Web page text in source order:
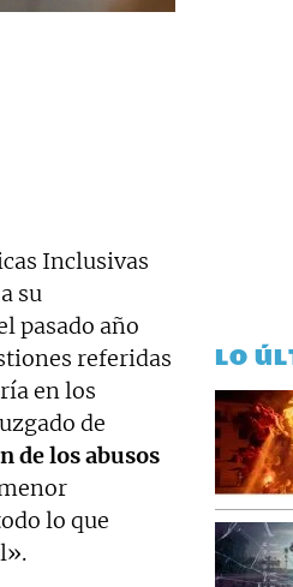
Inclusivas
su
pasado año
referidas
en los
de
de los abusos
lo que
LO